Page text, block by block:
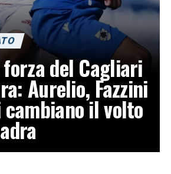
del Cagliari
Aurelio, Fazzini
il volto